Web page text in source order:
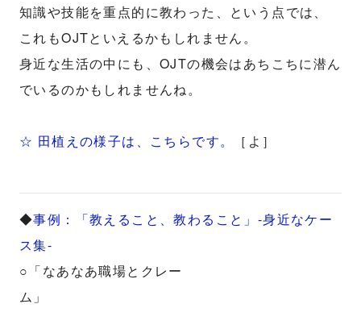
知識や技能を重点的に教わった、という点では、
これもOJTといえるかもしれません。
身近な生活の中にも、OJTの機会はあちこちに潜ん
でいるのかもしれませんね。
☆ 田植えの様子は、こちらです。 ［よ］
◆事例：「教えること、教わること」-身近なケー
ス集-
○「なあなあ職場とクレー
ム」